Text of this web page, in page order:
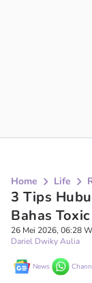
Home Life
3 Tips
Bahas
26 Mei 2026, 06:28
Dariel Dwiky Aulia
News